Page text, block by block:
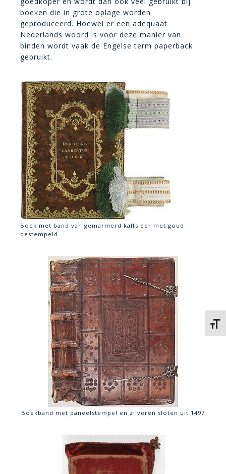
boeken die in grote oplage worden
geproduceerd. Hoewel er een adequaat
Nederlands woord is voor deze manier van
binden wordt vaak de Engelse term paperback
gebruikt.
Boek met band van gemarmerd kalfsleer met goud
bestempeld
Boekband met paneelstempel en zilveren sloten uit 1497